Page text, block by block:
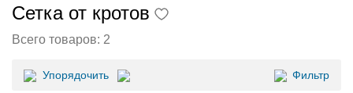
Сетка от кротов
Всего товаров: 2
Упорядочить Фильтр